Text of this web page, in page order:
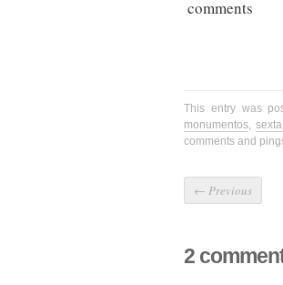
comments
This entry was
monumentos ,
comments and
← Previous
2